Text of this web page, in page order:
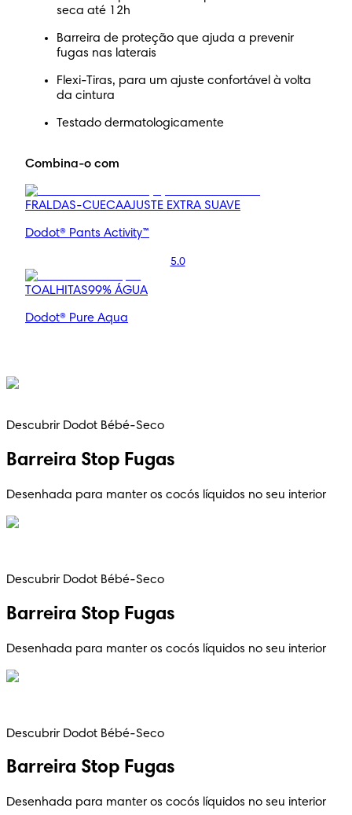
seca até 12h
Barreira de proteção que ajuda a prevenir
fugas nas laterais
Flexi-Tiras, para um ajuste confortável à volta
da cintura
Testado dermatologicamente
Combina-o com
FRALDAS-CUECAAJUSTE EXTRA SUAVE
Dodot® Pants Activity™
5.0
TOALHITAS99% ÁGUA
Dodot® Pure Aqua
Descubrir Dodot Bébé-Seco
Barreira Stop Fugas
Desenhada para manter os cocós líquidos no seu interior
Descubrir Dodot Bébé-Seco
Barreira Stop Fugas
Desenhada para manter os cocós líquidos no seu interior
Descubrir Dodot Bébé-Seco
Barreira Stop Fugas
Desenhada para manter os cocós líquidos no seu interior